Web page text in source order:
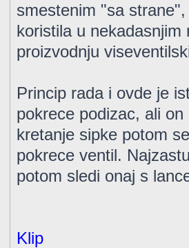
smestenim "sa
koristila u
proizvodnju
Princip rada i ovde je
pokrece podizac, ali
kretanje sipke potom
pokrece ventil.
potom sledi onaj s
Klip